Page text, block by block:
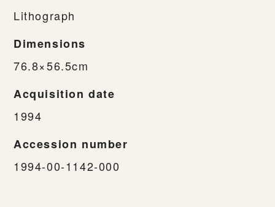
Lithograph
Dimensions
76.8×56.5cm
Acquisition date
1994
Accession number
1994-00-1142-000